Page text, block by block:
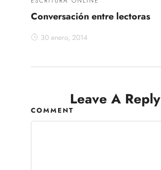
Conversación entre lectoras
30 enero, 2014
Leave A Reply
COMMENT